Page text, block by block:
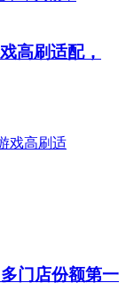
高刷适配，
门店份额第一